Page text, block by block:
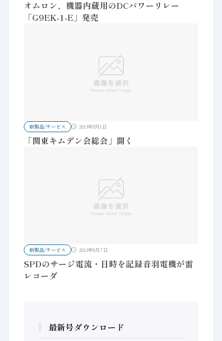
オムロン、機器内蔵用のDCパワーリレー
「G9EK-1-E」発売
新製品/サービス 2013年5月1日
「関東キムデン会総会」開く
新製品/サービス 2013年8月7日
SPDのサージ電流・日時を記録音羽電機が雷
レコーダ
最新号ダウンロード